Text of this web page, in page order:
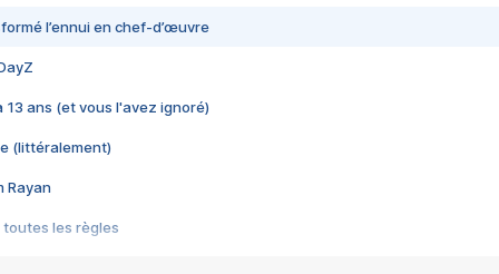
l’ennui en chef-d’œuvre
13 ans (et vous l'avez ignoré)
(littéralement)
Rayan
toutes les règles